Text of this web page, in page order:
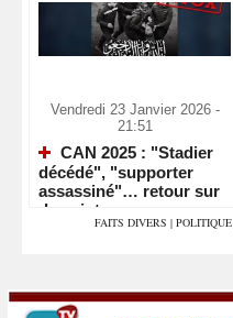
Vendredi 23 Janvier 2026 -
21:51
CAN 2025 : "Stadier
décédé", "supporter
assassiné"… retour sur
deux intox
FAITS DIVERS | POLITIQUE